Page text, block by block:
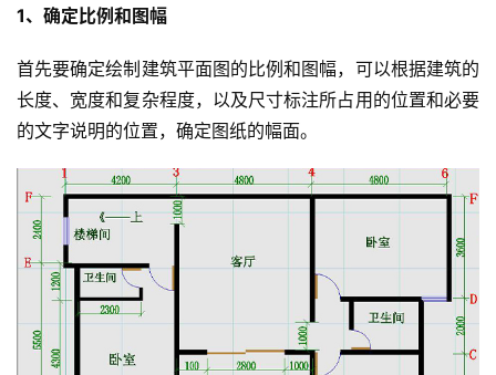
1、确定比例和图幅
首先要确定绘制建筑平面图的比例和图幅，可以根据建筑的
长度、宽度和复杂程度，以及尺寸标注所占用的位置和必要
的文字说明的位置，确定图纸的幅面。